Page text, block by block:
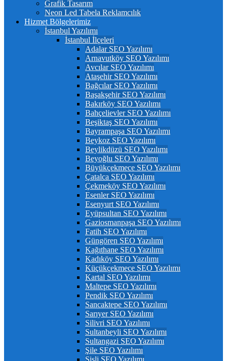
Grafik Tasarım
Neon Led Tabela Reklamcılık
Hizmet Bölgelerimiz
İstanbul Yazılımı
İstanbul İlçeleri
Adalar SEO Yazılımı
Arnavutköy SEO Yazılımı
Avcılar SEO Yazılımı
Ataşehir SEO Yazılımı
Bağcılar SEO Yazılımı
Başakşehir SEO Yazılımı
Bakırköy SEO Yazılımı
Bahçelievler SEO Yazılımı
Beşiktaş SEO Yazılımı
Bayrampaşa SEO Yazılımı
Beykoz SEO Yazılımı
Beylikdüzü SEO Yazılımı
Beyoğlu SEO Yazılımı
Büyükçekmece SEO Yazılımı
Çatalca SEO Yazılımı
Çekmeköy SEO Yazılımı
Esenler SEO Yazılımı
Esenyurt SEO Yazılımı
Eyüpsultan SEO Yazılımı
Gaziosmanpaşa SEO Yazılımı
Fatih SEO Yazılımı
Güngören SEO Yazılımı
Kağıthane SEO Yazılımı
Kadıköy SEO Yazılımı
Küçükçekmece SEO Yazılımı
Kartal SEO Yazılımı
Maltepe SEO Yazılımı
Pendik SEO Yazılımı
Sancaktepe SEO Yazılımı
Sarıyer SEO Yazılımı
Silivri SEO Yazılımı
Sultanbeyli SEO Yazılımı
Sultangazi SEO Yazılımı
Şile SEO Yazılımı
Şişli SEO Yazılımı